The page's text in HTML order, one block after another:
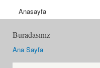
Anasayfa
Buradasınız
Ana Sayfa